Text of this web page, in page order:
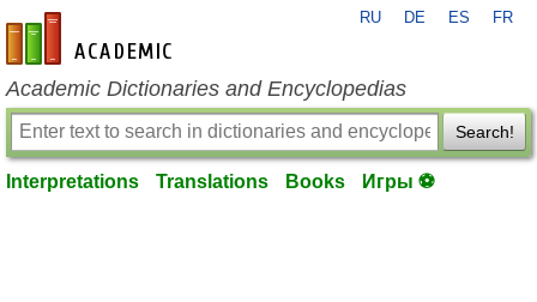
en-academic.com
RU DE ES FR
Academic Dictionaries and Encyclopedias
Search!
Interpretations Translations Books Игры ⚽